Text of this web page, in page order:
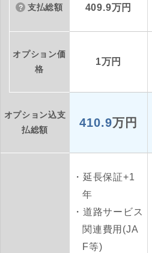
支払総額 409.9万円
オプション価
格
1万円
オプション込支
払総額
410.9万円
延長保証+1
年
道路サービス
関連費用(JA
F等)